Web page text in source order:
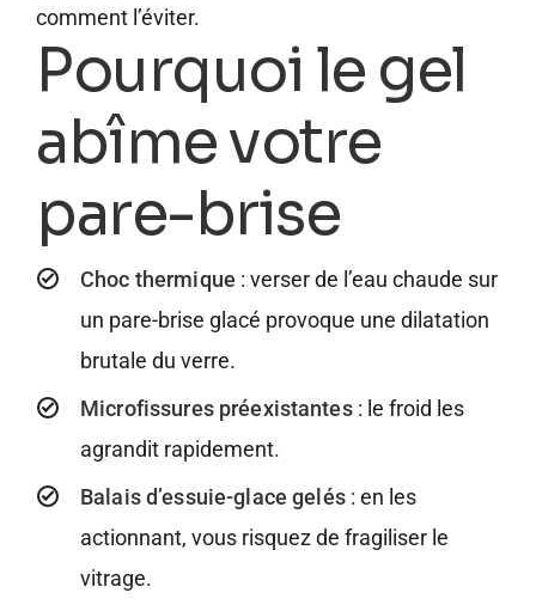
comment l’éviter.
Pourquoi le gel
abîme votre
pare-brise
Choc thermique : verser de l’eau chaude sur
un pare-brise glacé provoque une dilatation
brutale du verre.
Microfissures préexistantes: le froid les
agrandit rapidement.
Balais d’essuie-glace gelés: en les
actionnant, vous risquez de fragiliser le
vitrage.